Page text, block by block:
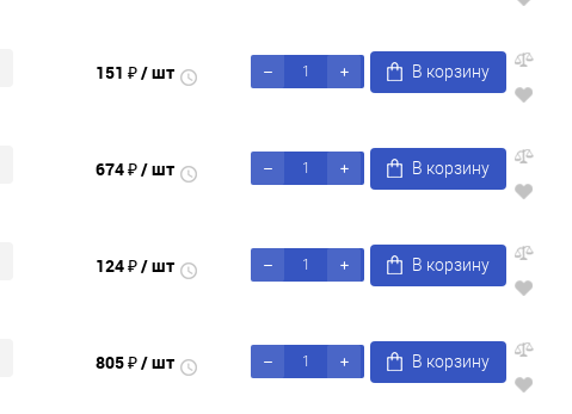
151 ₽/ шт В корзину
674 ₽/ шт В корзину
124 ₽/ шт В корзину
805 ₽/ шт В корзину